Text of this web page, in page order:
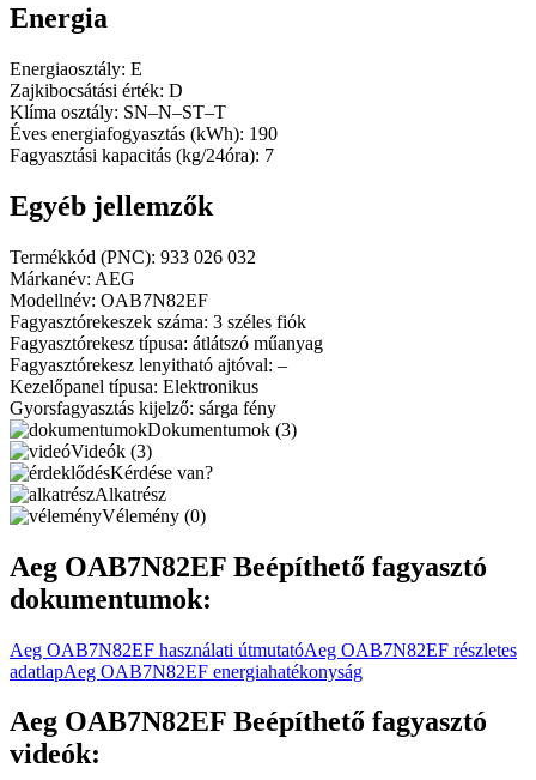
Energia
Energiaosztály: E
Zajkibocsátási érték: D
Klíma osztály: SN–N–ST–T
Éves energiafogyasztás (kWh): 190
Fagyasztási kapacitás (kg/24óra): 7
Egyéb jellemzők
Termékkód (PNC): 933 026 032
Márkanév: AEG
Modellnév: OAB7N82EF
Fagyasztórekeszek száma: 3 széles fiók
Fagyasztórekesz típusa: átlátszó műanyag
Fagyasztórekesz lenyitható ajtóval: –
Kezelőpanel típusa: Elektronikus
Gyorsfagyasztás kijelző: sárga fény
Dokumentumok (3)
Videók (3)
Kérdése van?
Alkatrész
Vélemény (0)
Aeg OAB7N82EF Beépíthető fagyasztó
dokumentumok:
Aeg OAB7N82EF használati útmutatóAeg OAB7N82EF részletes
adatlapAeg OAB7N82EF energiahatékonyság
Aeg OAB7N82EF Beépíthető fagyasztó
videók: